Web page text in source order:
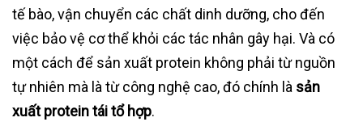
tế bào, vận chuyển các chất dinh dưỡng, cho đến
việc bảo vệ cơ thể khỏi các tác nhân gây hại. Và có
một cách để sản xuất protein không phải từ nguồn
tự nhiên mà là từ công nghệ cao, đó chính là sản
xuất protein tái tổ hợp.